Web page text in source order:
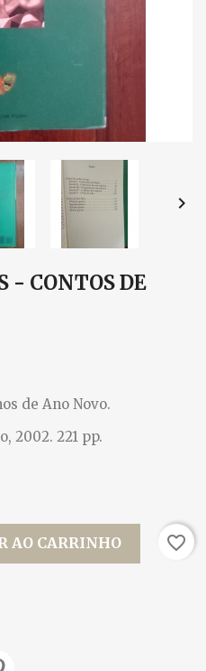

- CONTOS DE
de Ano Novo.
2002. 221 pp.
AO CARRINHO favorite_border